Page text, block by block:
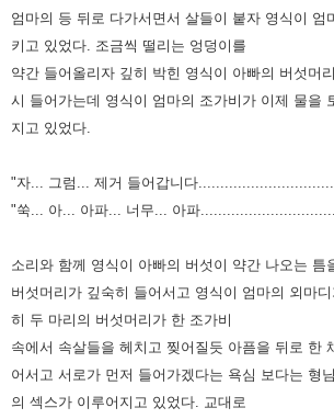
엄마의 등 뒤로 다가서면서 살들이 붙자 영식이 엄
키 고 있었다. 조금씩 떨리는 엉덩이를
약간 들어올리자 깊히 박힌 영식이 아빠의 버 섯머
시 들어가는데 영식이 엄마의 조가비가 이제 물을
지고 있었다.
"자... 그럼... 제거 들어갑니다
"쑥... 아... 아파... 너무... 아파
소리와 함께 영식이 아빠의 버섯이 약간 나오는 틈
버섯머리가 깊숙히 들어서고 영식이 엄마의 외마
히 두 마리의 버섯머리가 한 조가비
속에서 속살들을 헤치고 찢어질듯 아픔을 뒤 로 한
어서고 서로가 먼저 들어가겠다는 욕심 보다는 형
의 섹스가 이루어지고 있었다.
교대로